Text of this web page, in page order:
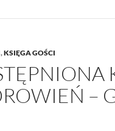
,KSIĘGA GOŚCI
–